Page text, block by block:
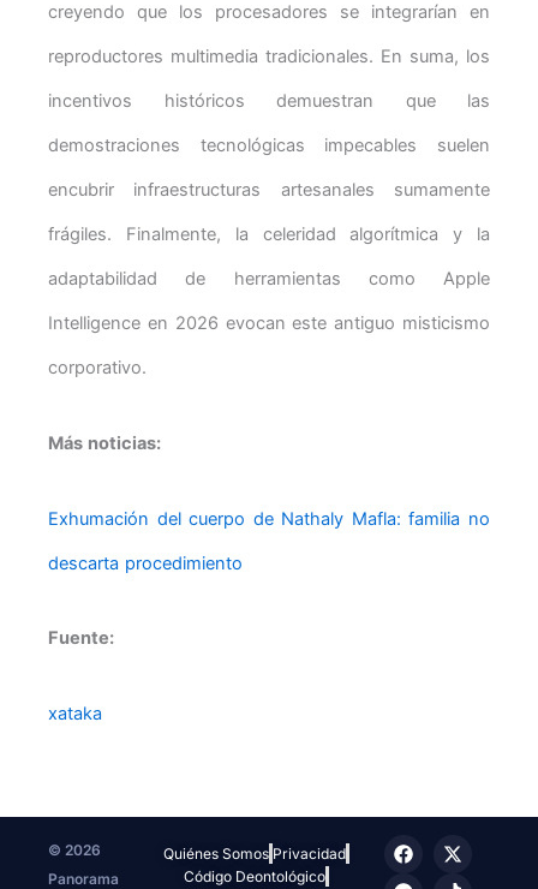
creyendo que los procesadores se integrarían en
reproductores multimedia tradicionales. En suma, los
incentivos históricos demuestran que las
demostraciones tecnológicas impecables suelen
encubrir infraestructuras artesanales sumamente
frágiles. Finalmente, la celeridad algorítmica y la
adaptabilidad de herramientas como Apple
Intelligence en 2026 evocan este antiguo misticismo
corporativo.
Más noticias:
Exhumación del cuerpo de Nathaly Mafla: familia no
descarta procedimiento
Fuente:
xataka
© 2026
Panorama
Quiénes Somos Privacidad
Código Deontológico
F
a
c
X
-
t
T
e
l
T
i
k